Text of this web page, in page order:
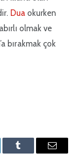
Dua okurken
olmak ve
bırakmak çok
Tumblr
E-